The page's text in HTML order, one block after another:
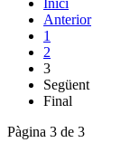
Anterior
1
2
3
Següent
Final
Pàgina 3 de 3